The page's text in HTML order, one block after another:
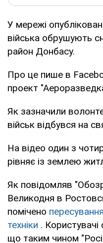
У мережі
війська обрушують
район Донбасу.
Про це пише в
проект
Як зазначили
військ відбувся на
На відео один з
рівняє із землею
Як повідомляв
Великодня в
помічено
техніки .
що таким чином